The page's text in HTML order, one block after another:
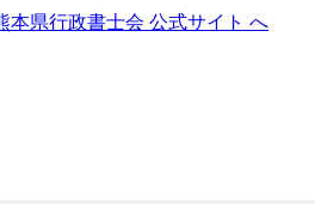
県行政書士会 公式サイト へ